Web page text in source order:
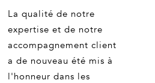
La qualité de notre
expertise et de notre
accompagnement client
a de nouveau été mis à
l'honneur dans les